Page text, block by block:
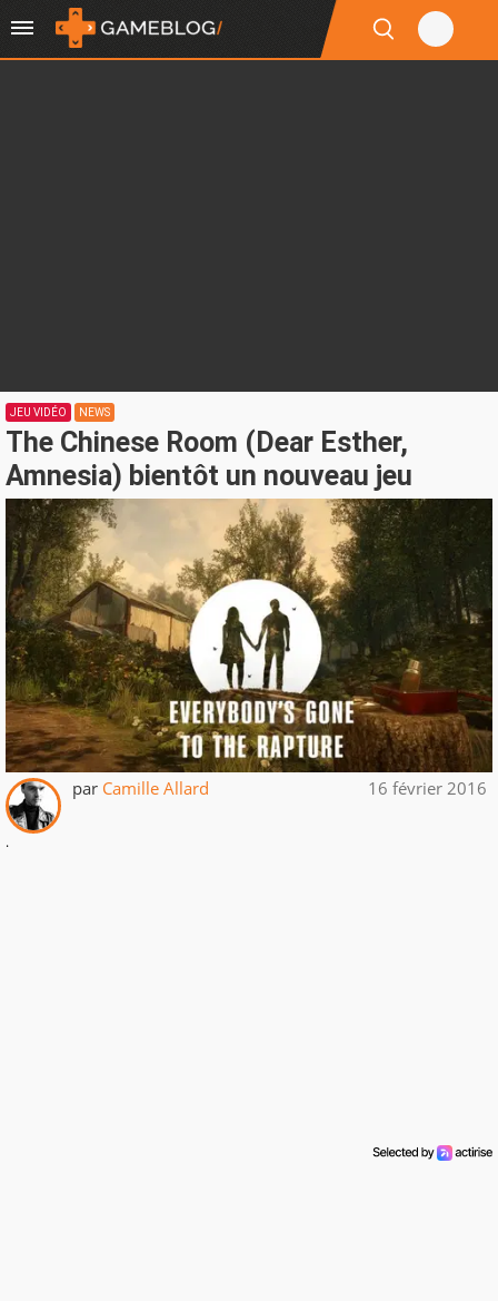
JEU VIDÉO NEWS
The Chinese Room (Dear Esther,
Amnesia) bientôt un nouveau jeu
par Camille Allard 16 février 2016
.